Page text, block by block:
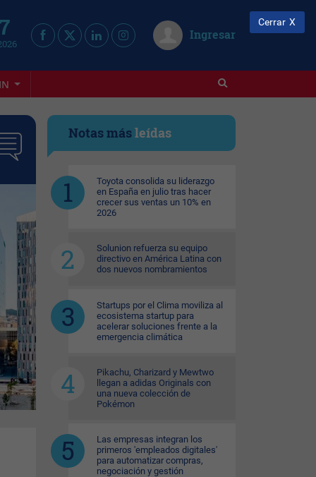
Ingresar
Notas másleídas
Toyota consolida su liderazgo
en España en julio tras hacer
crecer sus ventas un 10% en
2026
Solunion refuerza su equipo
directivo en América Latina con
dos nuevos nombramientos
Startups por el Clima moviliza al
ecosistema startup para
acelerar soluciones frente a la
emergencia climática
Pikachu, Charizard y Mewtwo
llegan a adidas Originals con
una nueva colección de
Pokémon
Las empresas integran los
primeros 'empleados digitales'
para automatizar compras,
negociación y gestión
Cerrar